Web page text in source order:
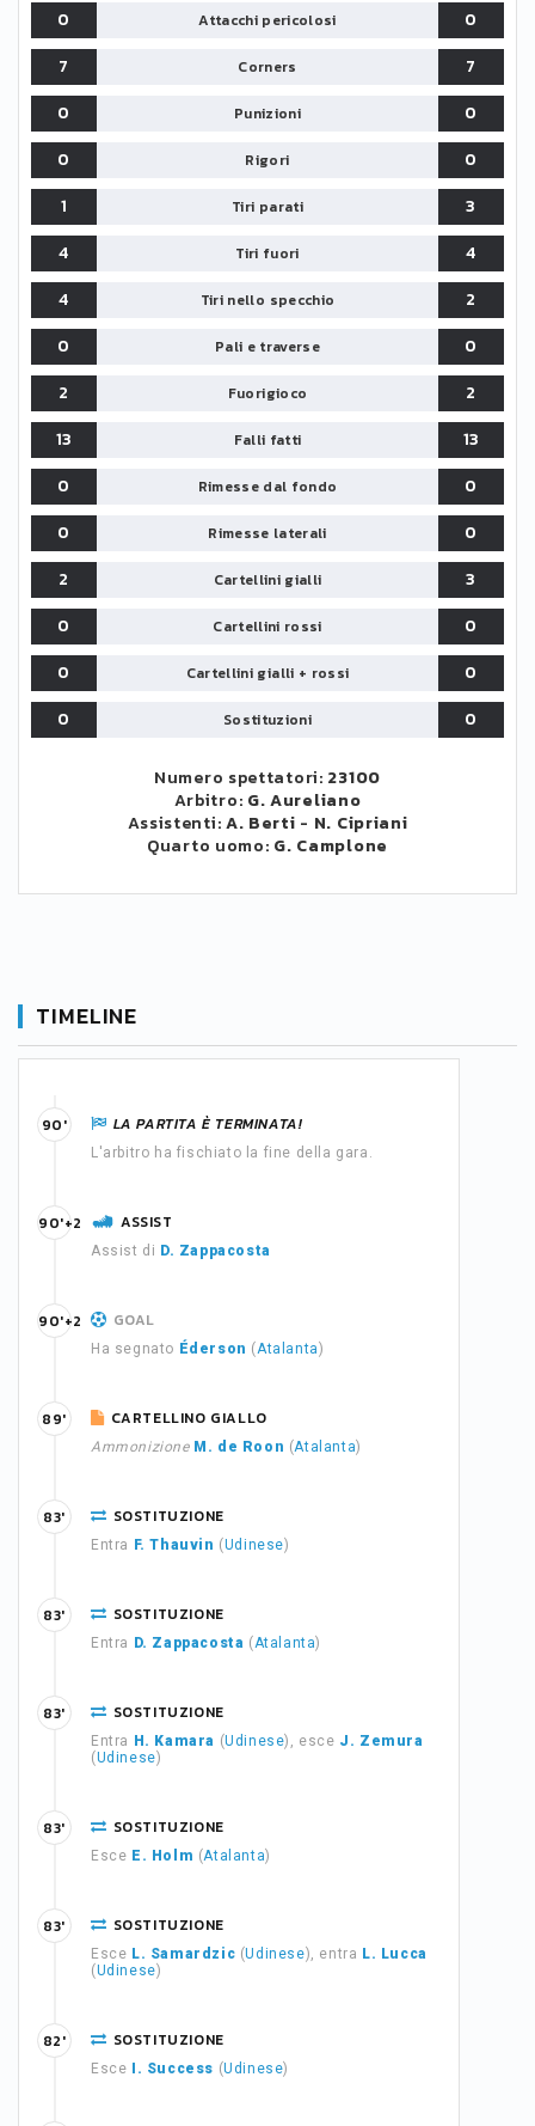
0 Attacchi pericolosi
0
7
Corners
7
0
Punizioni
0
0
Rigori
0
1
Tiri parati
3
4
Tiri fuori
4
4
Tiri nello specchio
2
0
Pali e traverse
0
2
Fuorigioco
2
13
Falli fatti
13
0
Rimesse dal fondo
0
0
Rimesse laterali
0
2
Cartellini gialli
3
0
Cartellini rossi
0
0
Cartellini gialli + rossi
0
0
Sostituzioni 0
Numero spettatori: 23100
Arbitro: G. Aureliano
Assistenti:A. Berti - N. Cipriani
Quarto uomo: G. Camplone
TIMELINE
LA PARTITA È TERMINATA!
L'arbitro ha fischiato la fine della gara.
90'
ASSIST
Assist di D. Zappacosta
90'+2
GOAL
Ha segnato Éderson (Atalanta)
90'+2
CARTELLINO GIALLO
Ammonizione M. de Roon (Atalanta)
89'
SOSTITUZIONE
Entra F. Thauvin (Udinese)
83'
SOSTITUZIONE
Entra D. Zappacosta (Atalanta)
83'
SOSTITUZIONE
Entra H. Kamara (Udinese), esce J. Zemura
(Udinese)
83'
SOSTITUZIONE
Esce E. Holm (Atalanta)
83'
SOSTITUZIONE
Esce L. Samardzic (Udinese), entra L. Lucca
(Udinese)
83'
SOSTITUZIONE
Esce I. Success (Udinese)
82'